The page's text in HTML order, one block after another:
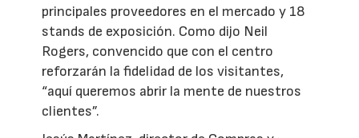
principales proveedores en el mercado y 18
stands de exposición. Como dijo Neil
Rogers, convencido que con el centro
reforzarán la fidelidad de los visitantes,
“aquí queremos abrir la mente de nuestros
clientes”.